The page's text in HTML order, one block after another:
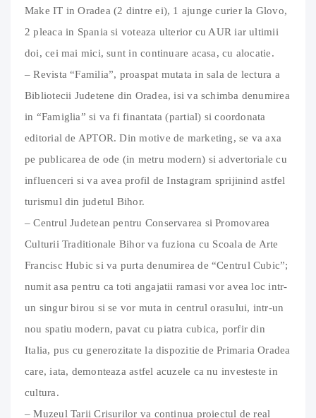
Make IT in Oradea (2 dintre ei), 1 ajunge curier la Glovo,
2 pleaca in Spania si voteaza ulterior cu AUR iar ultimii
doi, cei mai mici, sunt in continuare acasa, cu alocatie.
– Revista “Familia”, proaspat mutata in sala de lectura a
Bibliotecii Judetene din Oradea, isi va schimba denumirea
in “Famiglia” si va fi finantata (partial) si coordonata
editorial de APTOR. Din motive de marketing, se va axa
pe publicarea de ode (in metru modern) si advertoriale cu
influenceri si va avea profil de Instagram sprijinind astfel
turismul din judetul Bihor.
– Centrul Judetean pentru Conservarea si Promovarea
Culturii Traditionale Bihor va fuziona cu Scoala de Arte
Francisc Hubic si va purta denumirea de “Centrul Cubic”;
numit asa pentru ca toti angajatii ramasi vor avea loc intr-
un singur birou si se vor muta in centrul orasului, intr-un
nou spatiu modern, pavat cu piatra cubica, porfir din
Italia, pus cu generozitate la dispozitie de Primaria Oradea
care, iata, demonteaza astfel acuzele ca nu investeste in
cultura.
– Muzeul Tarii Crisurilor va continua proiectul de real